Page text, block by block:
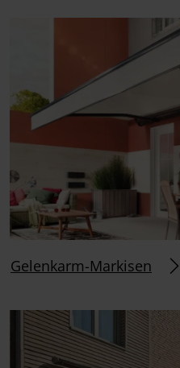
Gelenkarm-Markisen